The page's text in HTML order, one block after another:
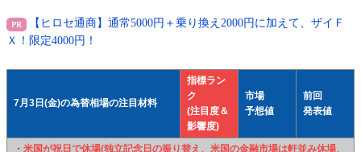
【ヒロセ通商】通常5000円＋乗り換え2000円に加えて、ザイＦ
Ｘ！限定4000円！
7月3日(金)の為替相場の注目材料
指標ラン
ク
(注目度＆
影響度)
市場
予想値
前回
発表値
・ 米国が祝日で休場(独立記念日の振り替え、米国の金融市場は軒並み休場、